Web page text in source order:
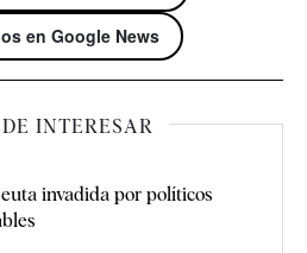
en Google News
INTERESAR
invadida por políticos